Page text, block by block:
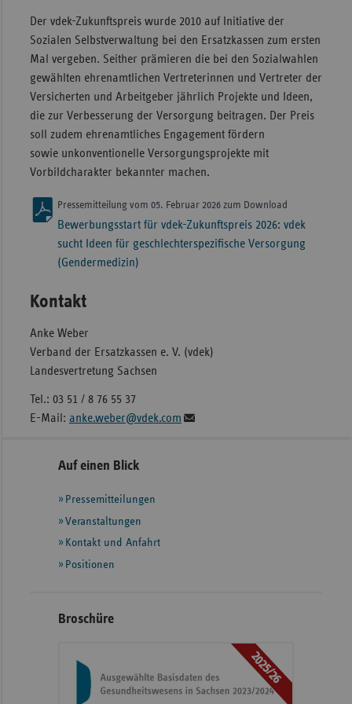
Der vdek-Zukunftspreis wurde 2010 auf Initiative der
Sozialen Selbstverwaltung bei den Ersatzkassen zum ersten
Mal vergeben. Seither prämieren die bei den Sozialwahlen
gewählten ehrenamtlichen Vertreterinnen und Vertreter der
Versicherten und Arbeitgeber jährlich Projekte und Ideen,
die zur Verbesserung der Versorgung beitragen. Der Preis
soll zudem ehrenamtliches Engagement fördern
sowie unkonventionelle Versorgungsprojekte mit
Vorbildcharakter bekannter machen.
Pressemitteilung vom 05. Februar 2026 zum Download
Bewerbungsstart für vdek-Zukunftspreis 2026: vdek
sucht Ideen für geschlechterspezifische Versorgung
(Gendermedizin)
Kontakt
Anke Weber
Verband der Ersatzkassen e. V. (vdek)
Landesvertretung Sachsen
Tel.: 03 51 / 8 76 55 37
E-Mail: anke.weber@vdek.com
Seitennavigation
Seitenleiste
weiteren
Informationen
Auf einen Blick
Pressemitteilungen
Veranstaltungen
Kontakt und Anfahrt
Positionen
Broschüre
2025/26